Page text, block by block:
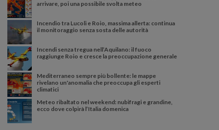
arrivare, poi una possibile svolta meteo
Incendio tra Lucoli e Roio, massima allerta: continua
il monitoraggio senza sosta delle autorità
Incendi senza tregua nell’Aquilano: il fuoco
raggiunge Roio e cresce la preoccupazione generale
Mediterraneo sempre più bollente: le mappe
rivelano un'anomalia che preoccupa gli esperti
climatici
Meteo ribaltato nel weekend: nubifragi e grandine,
ecco dove colpirà l’Italia domenica